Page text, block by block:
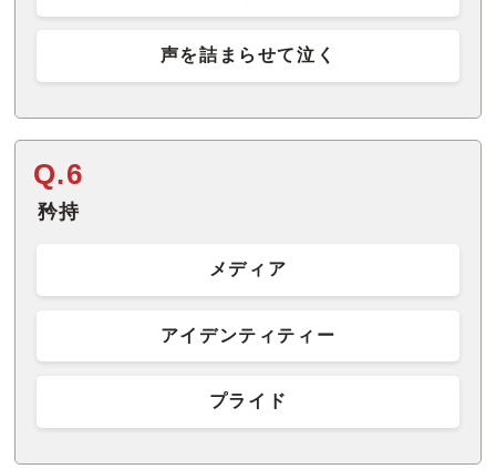
声を詰まらせて泣く
Q.6
矜持
メディア
アイデンティティー
プライド